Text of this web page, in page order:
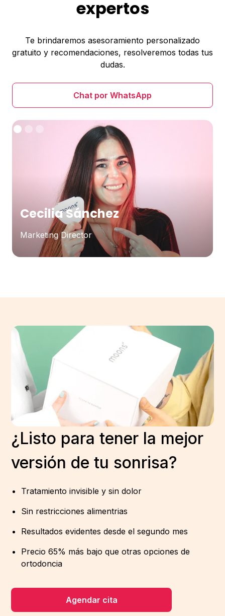
expertos
Te brindaremos asesoramiento personalizado
gratuito y recomendaciones, resolveremos todas tus
dudas.
Chat por WhatsApp
Cecilia Sánchez
Marketing Director
¿Listo para tener la mejor
versión de tu sonrisa?
Tratamiento invisible y sin dolor
Sin restricciones alimentrias
Resultados evidentes desde el segundo mes
Precio 65% más bajo que otras opciones de
ortodoncia
Agendar cita